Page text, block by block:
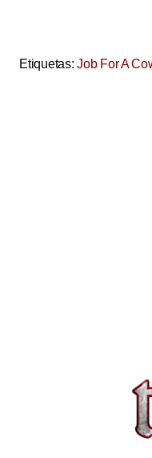
Etiquetas:Job For A